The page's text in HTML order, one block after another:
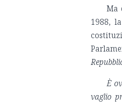
Ma
1988,
È
vaglio